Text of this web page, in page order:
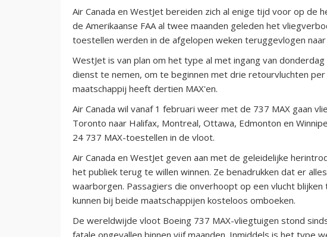
Air Canada en WestJet bereiden zich al enige tijd voor op de
de Amerikaanse FAA al twee maanden geleden het
toestellen werden in de afgelopen weken teruggevlogen
WestJet is van plan om het type al met ingang van
dienst te nemen, om te beginnen met drie retourvluchten
maatschappij heeft dertien MAX'en.
Air Canada wil vanaf 1 februari weer met de 737 MAX gaan
Toronto naar Halifax, Montreal, Ottawa, Edmonton en
24 737 MAX-toestellen in de vloot.
Air Canada en WestJet geven aan met de geleidelijke
het publiek terug te willen winnen. Ze benadrukken dat er
waarborgen. Passagiers die onverhoopt op een vlucht
kunnen bij beide maatschappijen kosteloos omboeken.
De wereldwijde vloot Boeing 737 MAX-vliegtuigen stond
fatale ongevallen binnen vijf maanden. Inmiddels is het type